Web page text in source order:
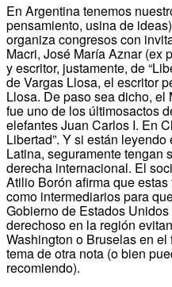
En Argentina tenemos
pensamiento, usina de
organiza congresos con
Macri, José María Aznar (ex
y escritor, justamente, de
de Vargas Llosa, el escritor
Llosa. De paso sea dicho,
fue uno de los últimosactos
elefantes Juan Carlos I. En
Libertad”. Y si están
Latina, seguramente tengan
derecha internacional. El
Atilio Borón afirma que
como intermediarios para
Gobierno de Estados
derechoso en la región
Washington o Bruselas en
tema de otra nota (o bien
recomiendo).